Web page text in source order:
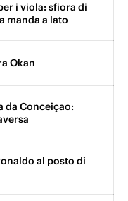
i viola: sfiora di
manda a lato
Okan
da Conceiçao:
al posto di